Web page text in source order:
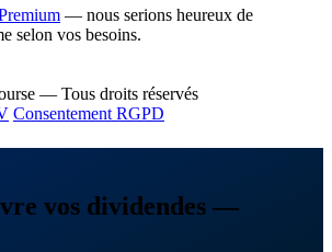
— nous serions heureux de
selon vos besoins.
— Tous droits réservés
Consentement RGPD
vos dividendes —